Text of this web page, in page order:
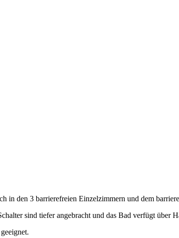
in den 3 barrierefreien Einzelzimmern und dem
sind tiefer angebracht und das Bad verfügt über